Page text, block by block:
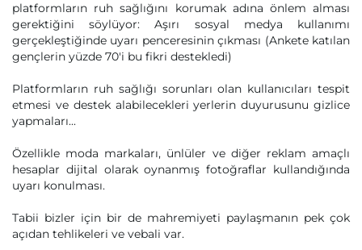
platformların ruh sağlığını korumak adına önlem alması
gerektiğini söylüyor: Aşırı sosyal medya kullanımı
gerçekleştiğinde uyarı penceresinin çıkması (Ankete katılan
gençlerin yüzde 70'i bu fikri destekledi)
Platformların ruh sağlığı sorunları olan kullanıcıları tespit
etmesi ve destek alabilecekleri yerlerin duyurusunu gizlice
yapmaları...
Özellikle moda markaları, ünlüler ve diğer reklam amaçlı
hesaplar dijital olarak oynanmış fotoğraflar kullandığında
uyarı konulması.
Tabii bizler için bir de mahremiyeti paylaşmanın pek çok
açıdan tehlikeleri ve vebali var.